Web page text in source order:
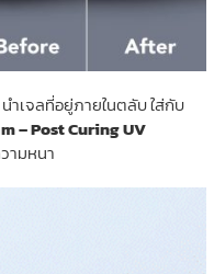
ำเจลที่อยู่ภายในตลับ ใส่กับ
– Post Curing UV
ามหนา